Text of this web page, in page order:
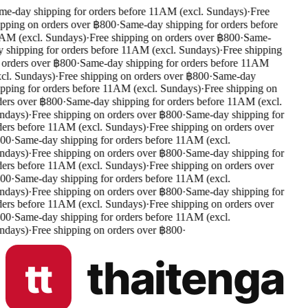
day shipping for orders before 11AM (excl. Sundays)·Free
on orders over ฿800·Same-day shipping for orders before
(excl. Sundays)·Free shipping on orders over ฿800·Same-
shipping for orders before 11AM (excl. Sundays)·Free shipping
over ฿800·Same-day shipping for orders before 11AM
Sundays)·Free shipping on orders over ฿800·Same-day
for orders before 11AM (excl. Sundays)·Free shipping on
over ฿800·Same-day shipping for orders before 11AM (excl.
·Free shipping on orders over ฿800·Same-day shipping for
before 11AM (excl. Sundays)·Free shipping on orders over
·Same-day shipping for orders before 11AM (excl.
·Free shipping on orders over ฿800·Same-day shipping for
before 11AM (excl. Sundays)·Free shipping on orders over
·Same-day shipping for orders before 11AM (excl.
·Free shipping on orders over ฿800·Same-day shipping for
before 11AM (excl. Sundays)·Free shipping on orders over
·Same-day shipping for orders before 11AM (excl.
·Free shipping on orders over ฿800·